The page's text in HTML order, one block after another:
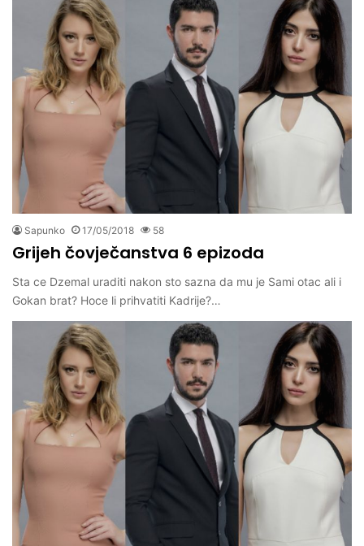
Sapunko 17/05/2018 58
Grijeh čovječanstva 6 epizoda
Sta ce Dzemal uraditi nakon sto sazna da mu je Sami otac ali i
Gokan brat? Hoce li prihvatiti Kadrije?…